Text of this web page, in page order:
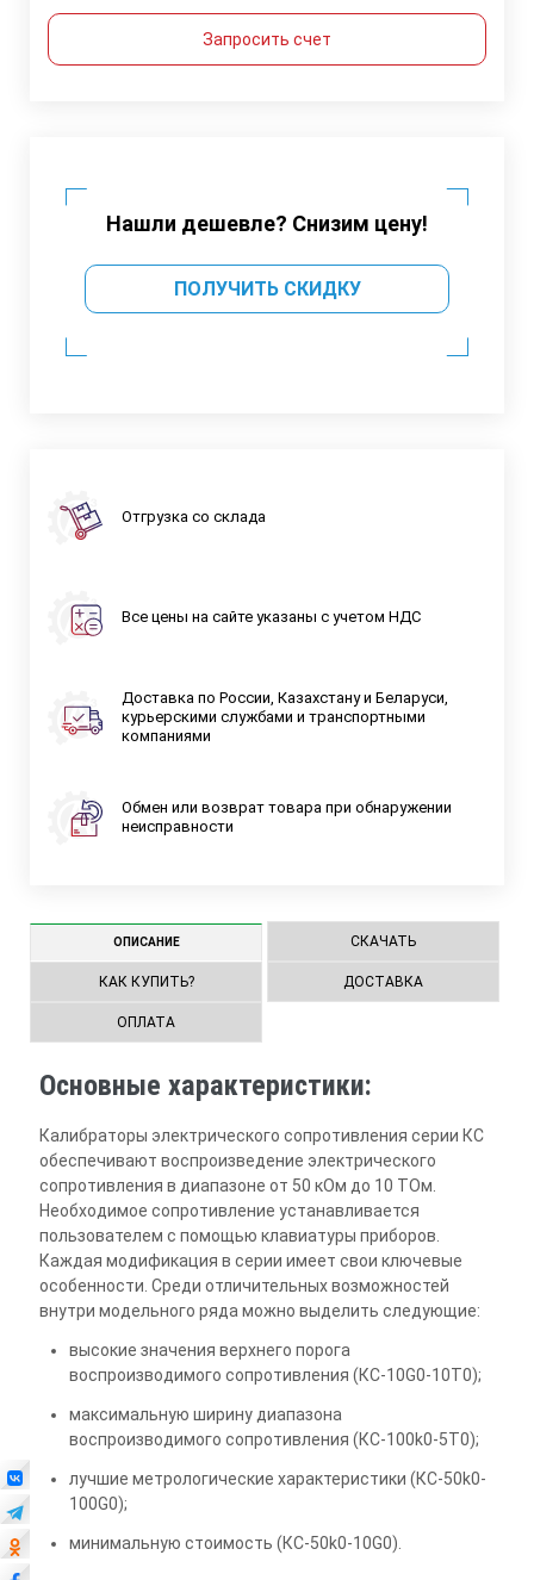
Запросить счет
Нашли дешевле? Снизим цену!
ПОЛУЧИТЬ СКИДКУ
Отгрузка со склада
Все цены на сайте указаны с учетом НДС
Доставка по России, Казахстану и Беларуси,
курьерскими службами и транспортными
компаниями
Обмен или возврат товара при обнаружении
неисправности
ОПИСАНИЕ СКАЧАТЬ
КАК КУПИТЬ? ДОСТАВКА
ОПЛАТА
Основные характеристики:
Калибраторы электрического сопротивления серии КС
обеспечивают воспроизведение электрического
сопротивления в диапазоне от 50 кОм до 10 ТОм.
Необходимое сопротивление устанавливается
пользователем с помощью клавиатуры приборов.
Каждая модификация в серии имеет свои ключевые
особенности. Среди отличительных возможностей
внутри модельного ряда можно выделить следующие:
высокие значения верхнего порога
воспроизводимого сопротивления (КС-10G0-10T0);
максимальную ширину диапазона
воспроизводимого сопротивления (КС-100k0-5T0);
лучшие метрологические характеристики (КС-50k0-
100G0);
минимальную стоимость (КС-50k0-10G0).